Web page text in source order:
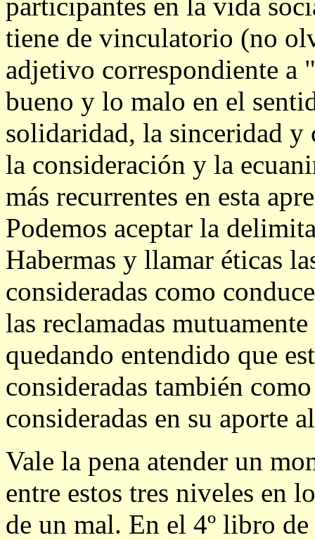
tiene de vinculatorio (no
adjetivo correspondiente a
bueno y lo malo en el
solidaridad, la sinceridad y
la consideración y la
más recurrentes en esta
Podemos aceptar la
Habermas y llamar éticas
consideradas como
las reclamadas
quedando entendido que
consideradas también
consideradas en su aporte
Vale la pena atender un
entre estos tres niveles en
de un mal. En el 4º libro